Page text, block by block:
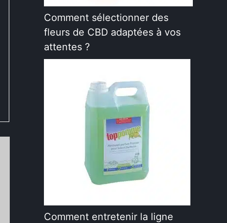
Comment sélectionner des
fleurs de CBD adaptées à vos
attentes ?
Comment entretenir la ligne